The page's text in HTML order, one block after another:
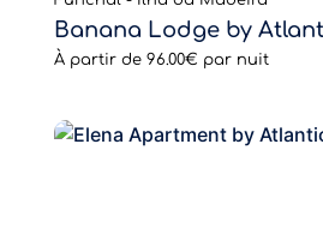
Banana Lodge by
À partir de 96.00€ par nuit